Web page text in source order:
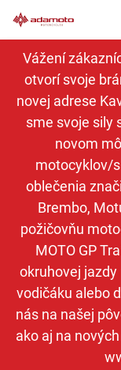
na
obsah
Vážení
otvorí svoje
novej adrese
sme svoje sily
novom
motocyklov/
oblečenia
Brembo,
požičovňu
MOTO GP
okruhovej
vodičáku alebo
nás na našej
ako aj na